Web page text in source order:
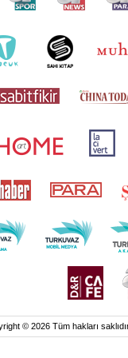
© 2026 Tüm hakları